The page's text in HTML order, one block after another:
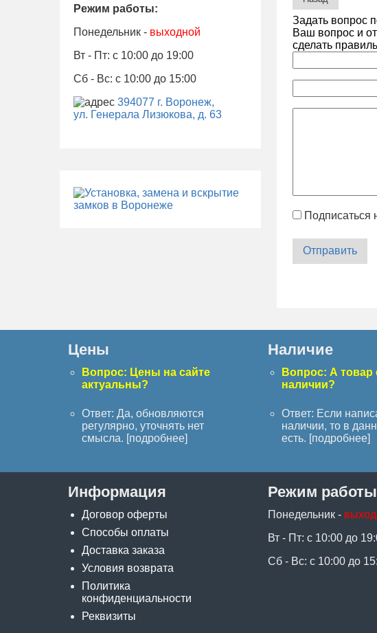
Режим работы:
Понедельник - выходной
Вт - Пт: с 10:00 до 19:00
Сб - Вс: с 10:00 до 15:00
394077 г. Воронеж,
ул. Генерала Лизюкова, д. 63
Задать вопрос
Ваш вопрос и
сделать
Подписаться
Отправить
Цены
Вопрос: Цены на сайте
актуальны?
Ответ: Да, обновляются
регулярно, уточнять нет
смысла. [подробнее]
Наличие
Вопрос: А товар
наличии?
Ответ: Если
наличии, то в
есть. [подробнее]
Информация
Договор оферты
Способы оплаты
Доставка заказа
Условия возврата
Политика
конфиденциальности
Реквизиты
Режим работы
Понедельник -
Вт - Пт: с 10:00 до
Сб - Вс: с 10:00 до